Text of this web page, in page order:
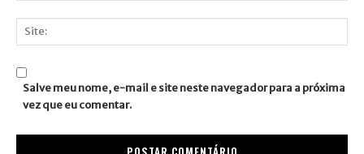
mail:*
Salve meu nome, e-mail e site neste navegador para a próxima
vez que eu comentar.